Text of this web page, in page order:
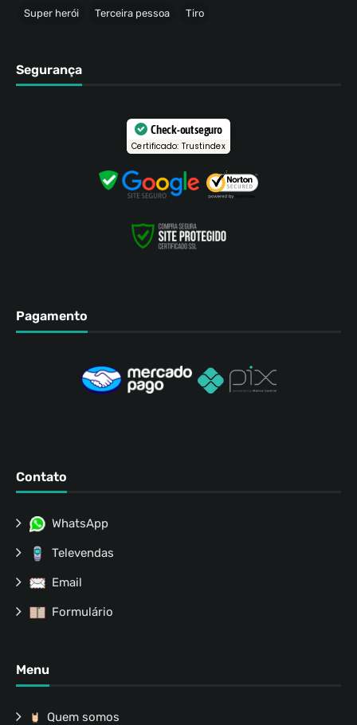
Super herói Terceira pessoa Tiro
Segurança
Check-out seguro
Certificado: Trustindex
Pagamento
Contato
WhatsApp
Televendas
Email
Formulário
Menu
Quem somos